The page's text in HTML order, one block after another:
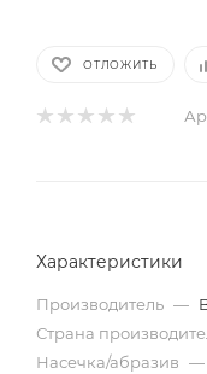
ОТЛОЖИТЬ
Характеристики
Производитель —
Страна
Насечка/абразив —